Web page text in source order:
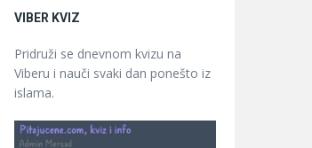
VIBER KVIZ
Pridruži se dnevnom kvizu na
Viberu i nauči svaki dan ponešto iz
islama.